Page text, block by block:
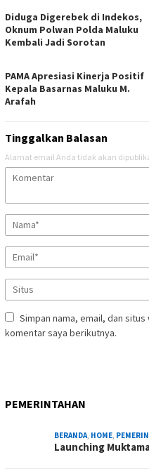
Diduga Digerebek di Indekos,
Oknum Polwan Polda Maluku
Kembali Jadi Sorotan
PAMA Apresiasi Kinerja Positif
Kepala Basarnas Maluku M.
Arafah
Tinggalkan Balasan
Alamat email Anda tidak akan
Simpan nama, email, dan
komentar saya berikutnya.
PEMERINTAHAN
BERANDA HOME
Launching